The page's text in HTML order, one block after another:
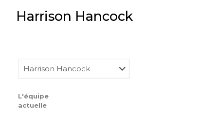
Harrison Hancock
L'équipe
actuelle